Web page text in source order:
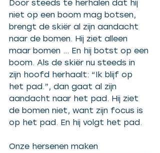
Door steeds te herhalen dat hij
niet op een boom mag botsen,
brengt de skiër al zijn aandacht
naar de bomen. Hij ziet alleen
maar bomen … En hij botst op een
boom. Als de skiër nu steeds in
zijn hoofd herhaalt: “Ik blijf op
het pad.”, dan gaat al zijn
aandacht naar het pad. Hij ziet
de bomen niet, want zijn focus is
op het pad. En hij volgt het pad.
Onze hersenen maken